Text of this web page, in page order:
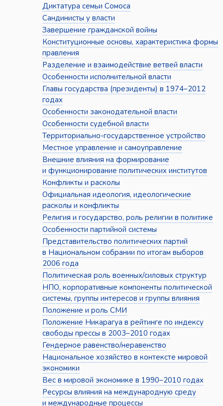
Диктатура семьи Сомоса
Сандинисты у власти
Завершение гражданской войны
Конституционные основы, характеристика формы
правления
Разделение и взаимодействие ветвей власти
Особенности исполнительной власти
Главы государства (президенты) в 1974–2012
годах
Особенности законодательной власти
Особенности судебной власти
Территориально-государственное устройство
Местное управление и самоуправление
Внешние влияния на формирование
и функционирование политических институтов
Конфликты и расколы
Официальная идеология, идеологические
расколы и конфликты
Религия и государство, роль религии в политике
Особенности партийной системы
Представительство политических партий
в Национальном собрании по итогам выборов
2006 года
Политическая роль военных/силовых структур
НПО, корпоративные компоненты политической
системы, группы интересов и группы влияния
Положение и роль СМИ
Положение Никарагуа в рейтинге по индексу
свободы прессы в 2003–2010 годах
Гендерное равенство/неравенство
Национальное хозяйство в контексте мировой
экономики
Вес в мировой экономике в 1990–2010 годах
Ресурсы влияния на международную среду
и международные процессы